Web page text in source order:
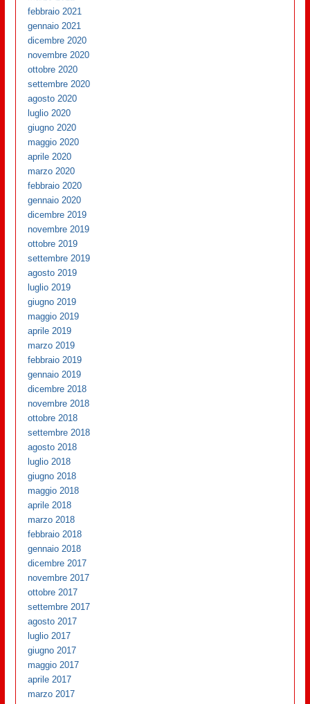
febbraio 2021
gennaio 2021
dicembre 2020
novembre 2020
ottobre 2020
settembre 2020
agosto 2020
luglio 2020
giugno 2020
maggio 2020
aprile 2020
marzo 2020
febbraio 2020
gennaio 2020
dicembre 2019
novembre 2019
ottobre 2019
settembre 2019
agosto 2019
luglio 2019
giugno 2019
maggio 2019
aprile 2019
marzo 2019
febbraio 2019
gennaio 2019
dicembre 2018
novembre 2018
ottobre 2018
settembre 2018
agosto 2018
luglio 2018
giugno 2018
maggio 2018
aprile 2018
marzo 2018
febbraio 2018
gennaio 2018
dicembre 2017
novembre 2017
ottobre 2017
settembre 2017
agosto 2017
luglio 2017
giugno 2017
maggio 2017
aprile 2017
marzo 2017